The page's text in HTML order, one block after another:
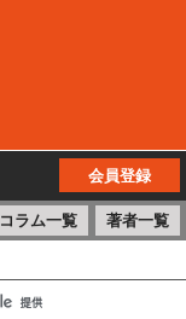
会員登録
コラム一覧 著者一覧